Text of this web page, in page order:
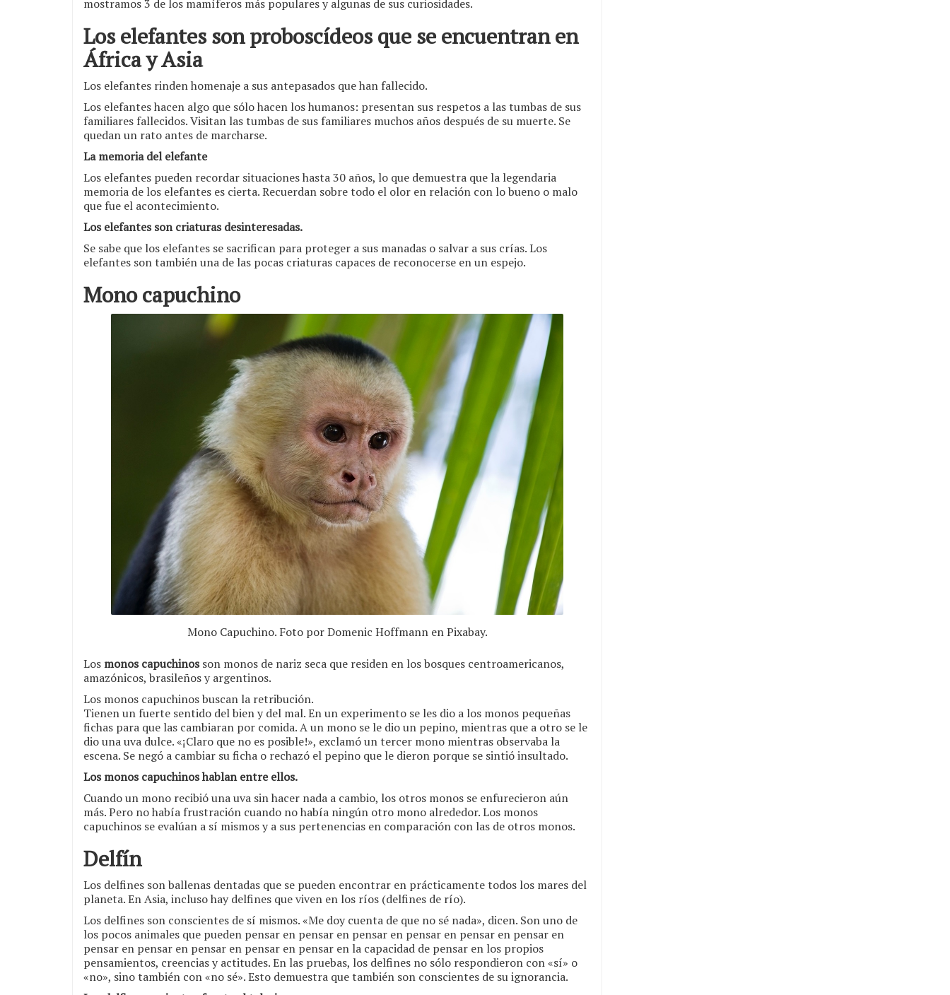
mostramos 3 de los mamíferos más populares y algunas de sus curiosidades.
Los elefantes son proboscídeos que se encuentran en
África y Asia
Los elefantes rinden homenaje a sus antepasados que han fallecido.
Los elefantes hacen algo que sólo hacen los humanos: presentan sus respetos a las tumbas de sus
familiares fallecidos. Visitan las tumbas de sus familiares muchos años después de su muerte. Se
quedan un rato antes de marcharse.
La memoria del elefante
Los elefantes pueden recordar situaciones hasta 30 años, lo que demuestra que la legendaria
memoria de los elefantes es cierta. Recuerdan sobre todo el olor en relación con lo bueno o malo
que fue el acontecimiento.
Los elefantes son criaturas desinteresadas.
Se sabe que los elefantes se sacrifican para proteger a sus manadas o salvar a sus crías. Los
elefantes son también una de las pocas criaturas capaces de reconocerse en un espejo.
Mono capuchino
Mono Capuchino. Foto por Domenic Hoffmann en Pixabay.
Los monos capuchinosson monos de nariz seca que residen en los bosques centroamericanos,
amazónicos, brasileños y argentinos.
Los monos capuchinos buscan la retribución.
Tienen un fuerte sentido del bien y del mal. En un experimento se les dio a los monos pequeñas
fichas para que las cambiaran por comida. A un mono se le dio un pepino, mientras que a otro se le
dio una uva dulce. «¡Claro que no es posible!», exclamó un tercer mono mientras observaba la
escena. Se negó a cambiar su ficha o rechazó el pepino que le dieron porque se sintió insultado.
Los monos capuchinos hablan entre ellos.
Cuando un mono recibió una uva sin hacer nada a cambio, los otros monos se enfurecieron aún
más. Pero no había frustración cuando no había ningún otro mono alrededor. Los monos
capuchinos se evalúan a sí mismos y a sus pertenencias en comparación con las de otros monos.
Delfín
Los delfines son ballenas dentadas que se pueden encontrar en prácticamente todos los mares del
planeta. En Asia, incluso hay delfines que viven en los ríos (delfines de río).
Los delfines son conscientes de sí mismos. «Me doy cuenta de que no sé nada», dicen. Son uno de
los pocos animales que pueden pensar en pensar en pensar en pensar en pensar en pensar en
pensar en pensar en pensar en pensar en pensar en la capacidad de pensar en los propios
pensamientos, creencias y actitudes. En las pruebas, los delfines no sólo respondieron con «sí» o
«no», sino también con «no sé». Esto demuestra que también son conscientes de su ignorancia.